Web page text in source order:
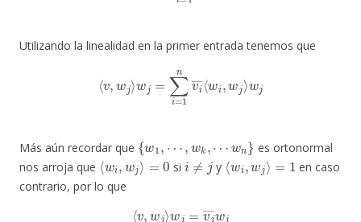
Utilizando la linealidad en la primer entrada tenemos que
1n
Más aún recordar que
{w
es ortonormal
nos arroja que
⟨w i,wj ⟩=0
si
i≠j
y
⟨wi,wj⟩=1
en caso
contrario, por lo que
⟨v wj⟩wj= ―wj